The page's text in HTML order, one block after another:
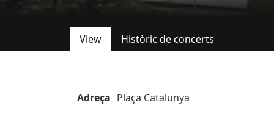
Primary tabs
View Històric de concerts
Adreça Plaça Catalunya